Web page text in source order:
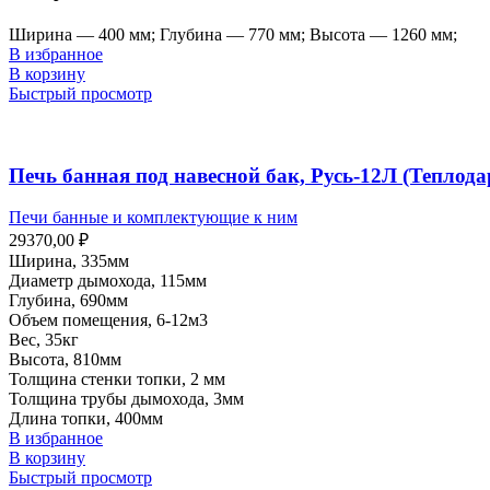
Ширина — 400 мм; Глубина — 770 мм; Высота — 1260 мм;
В избранное
В корзину
Быстрый просмотр
Печь банная под навесной бак, Русь-12Л
Печи банные и комплектующие к ним
29370,00 ₽
Ширина, 335мм
Диаметр дымохода, 115мм
Глубина, 690мм
Объем помещения, 6-12м3
Вес, 35кг
Высота, 810мм
Толщина стенки топки, 2 мм
Толщина трубы дымохода, 3мм
Длина топки, 400мм
В избранное
В корзину
Быстрый просмотр